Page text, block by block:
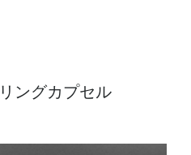
ングカプセル